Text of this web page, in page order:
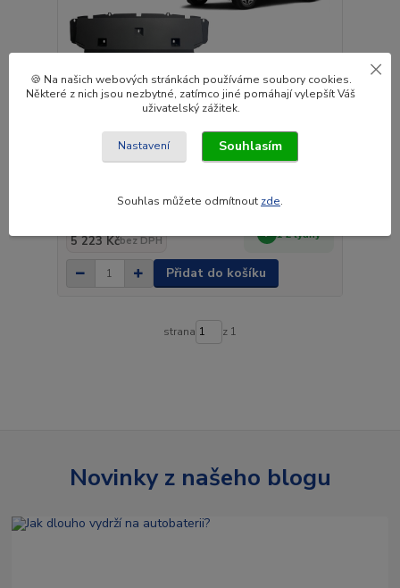
5 223 Kčbez DPH
1-2 týdny
Přidat do košíku
strana z 1
Novinky z našeho blogu
🍪 Na našich webových stránkách používáme soubory cookies.
Některé z nich jsou nezbytné, zatímco jiné pomáhají vylepšít Váš
uživatelský zážitek.
Nastavení Souhlasím
Souhlas můžete odmítnout zde.